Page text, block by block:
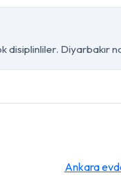
Diyarbakır
Ankara